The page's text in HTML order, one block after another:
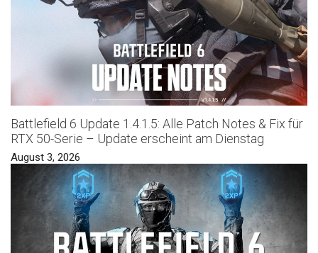
Battlefield 6 Update 1.4.1.5: Alle Patch Notes & Fix für
RTX 50-Serie – Update erscheint am Dienstag
August 3, 2026